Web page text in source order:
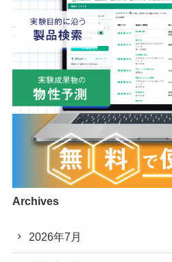
Archives
2026年7月